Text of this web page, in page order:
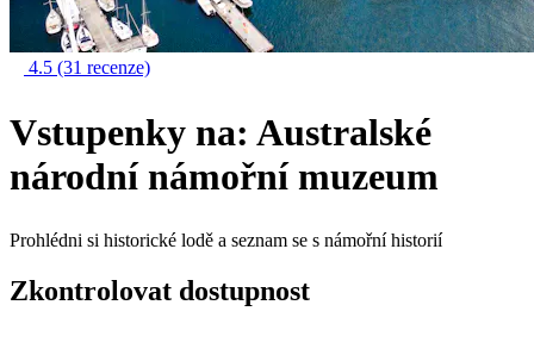
4.5 (31 recenze)
Vstupenky na: Australské
národní námořní muzeum
Prohlédni si historické lodě a seznam se s námořní historií
Zkontrolovat dostupnost